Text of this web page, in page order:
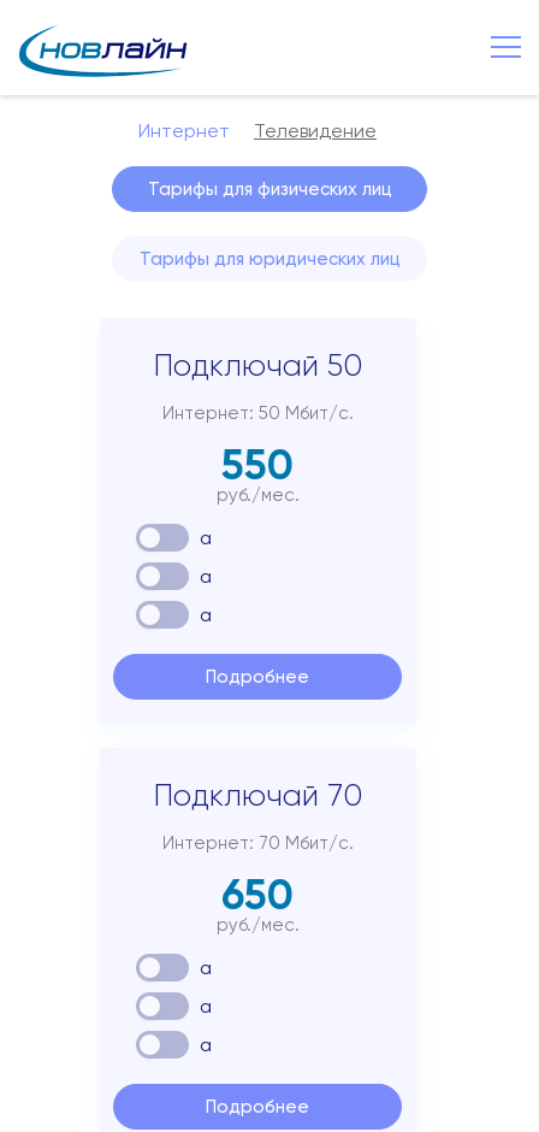
Новости
Способы оплаты
Подключиться
Личный кабинет
Интернет Телевидение
Тарифы для физических лиц
Тарифы для юридических лиц
Подключай 50
Интернет: 50 Мбит/с.
550
руб./мес.
a
a
a
Подробнее
Подключай 70
Интернет: 70 Мбит/с.
650
руб./мес.
a
a
a
Подробнее